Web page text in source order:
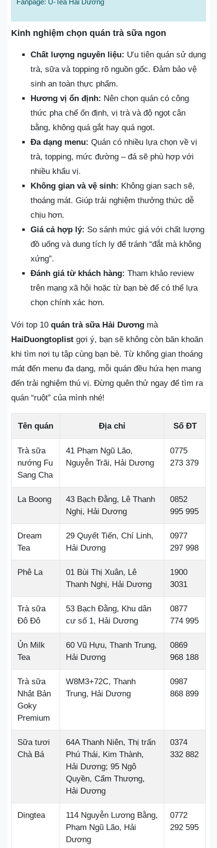
Kinh nghiệm chọn quán trà sữa ngon
Chất lượng nguyên liệu: Ưu tiên quán sử dụng
trà, sữa và topping rõ nguồn gốc. Đảm bảo vệ
sinh an toàn thực phẩm.
Hương vị ổn định: Nên chọn quán có công
thức pha chế ổn định, vị trà và độ ngọt cân
bằng, không quá gắt hay quá ngọt.
Đa dạng menu: Quán có nhiều lựa chọn về vị
trà, topping, mức đường – đá sẽ phù hợp với
nhiều khẩu vị.
Không gian và vệ sinh: Không gian sạch sẽ,
thoáng mát. Giúp trải nghiệm thưởng thức dễ
chịu hơn.
Giá cả hợp lý: So sánh mức giá với chất lượng
đồ uống và dung tích ly để tránh “đắt mà không
xứng”.
Đánh giá từ khách hàng: Tham khảo review
trên mạng xã hội hoặc từ bạn bè để có thể lựa
chọn chính xác hơn.
Với top 10 quán trà sữa Hải Dương mà
HaiDuongtoplist gợi ý, bạn sẽ không còn băn khoăn
khi tìm nơi tụ tập cùng bạn bè. Từ không gian thoáng
mát đến menu đa dạng, mỗi quán đều hứa hẹn mang
đến trải nghiệm thú vị. Đừng quên thử ngay để tìm ra
quán “ruột” của mình nhé!
Tên quán Địa chỉ Số ĐT
Trà sữa
nướng Fu
Sang Cha
41 Phạm Ngũ Lão,
Nguyễn Trãi, Hải Dương
0775
273 379
La Boong
43 Bạch Đằng, Lê Thanh
Nghị, Hải Dương
0852
995 995
Dream
Tea
29 Quyết Tiến, Chí Linh,
Hải Dương
0977
297 998
Phê La
01 Bùi Thị Xuân, Lê
Thanh Nghị, Hải Dương
1900
3031
Trà sữa
Đô Đô
53 Bạch Đằng, Khu dân
cư số 1, Hải Dương
0877
774 995
Ủn Milk
Tea
60 Vũ Hựu, Thanh Trung,
Hải Dương
0869
968 188
Trà sữa
Nhật Bản
Goky
Premium
W8M3+72C, Thanh
Trung, Hải Dương
0987
868 899
Sữa tươi
Chà Bá
64A Thanh Niên, Thị trấn
Phú Thái, Kim Thành,
Hải Dương; 95 Ngô
Quyền, Cẩm Thượng,
Hải Dương
0374
332 882
Dingtea
114 Nguyễn Lương Bằng,
Phạm Ngũ Lão, Hải
Dương
0772
292 595